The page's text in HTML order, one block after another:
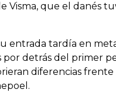
Visma, que el danés
entrada tardía en
por detrás del primer
diferencias frente